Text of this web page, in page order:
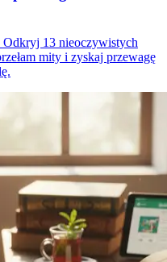
Odkryj 13 nieoczywistych
mity i zyskaj przewagę